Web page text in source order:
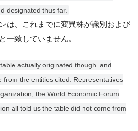
designated thus far.
は、これまでに変異株が識別および
一致していません。
actually originated though, and
from the entities cited. Representatives
the World Economic Forum
all told us the table did not come from